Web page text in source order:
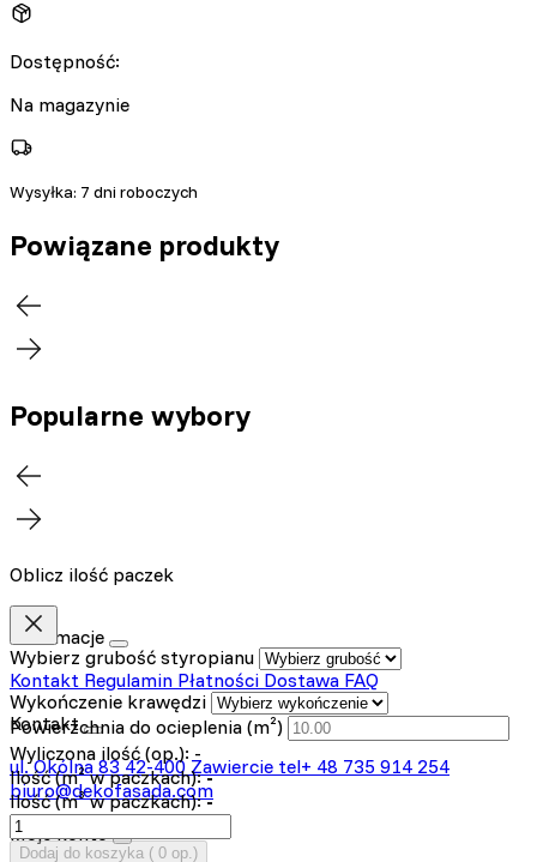
Dostępność:
Na magazynie
Wysyłka: 7 dni roboczych
Powiązane produkty
Popularne wybory
Oblicz ilość paczek
Wybierz grubość styropianu
Wykończenie krawędzi
Powierzchnia do ocieplenia (m²)
Wyliczona ilość (op.): -
Ilość (m² w paczkach): -
Ilość (m³ w paczkach): -
Dodaj do koszyka ( 0 op.)
Informacje
Kontakt Regulamin Płatności Dostawa FAQ
Kontakt
ul. Okólna 8342-400 Zawiercie tel+ 48 735 914 254
biuro@dekofasada.com
Moje konto